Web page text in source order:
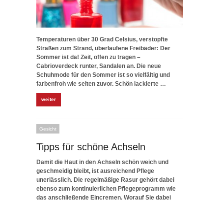
Temperaturen über 30 Grad Celsius, verstopfte
Straßen zum Strand, überlaufene Freibäder: Der
Sommer ist da! Zeit, offen zu tragen –
Cabrioverdeck runter, Sandalen an. Die neue
Schuhmode für den Sommer ist so vielfältig und
farbenfroh wie selten zuvor. Schön lackierte …
weiter
Gesicht
Tipps für schöne Achseln
Damit die Haut in den Achseln schön weich und
geschmeidig bleibt, ist ausreichend Pflege
unerlässlich. Die regelmäßige Rasur gehört dabei
ebenso zum kontinuierlichen Pflegeprogramm wie
das anschließende Eincremen. Worauf Sie dabei